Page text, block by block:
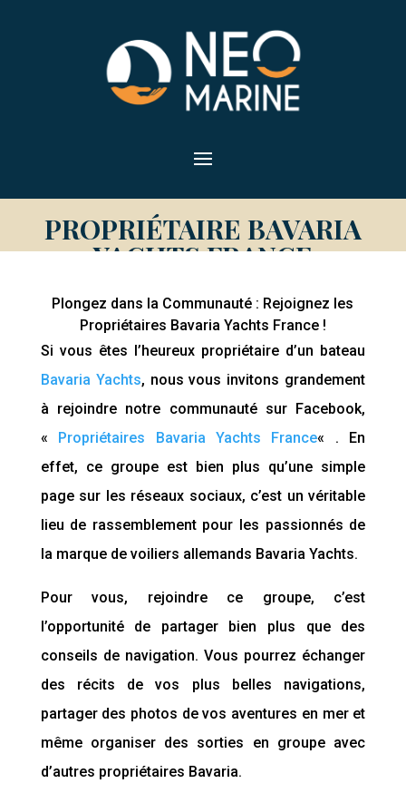
PROPRIÉTAIRE BAVARIA
YACHTS FRANCE
Plongez dans la Communauté : Rejoignez les
Propriétaires Bavaria Yachts France !
Si vous êtes l’heureux propriétaire d’un bateau
Bavaria Yachts, nous vous invitons grandement
à rejoindre notre communauté sur Facebook,
«
Propriétaires Bavaria Yachts France« . En
effet, ce groupe est bien plus qu’une simple
page sur les réseaux sociaux, c’est un véritable
lieu de rassemblement pour les passionnés de
la marque de voiliers allemands Bavaria Yachts.
Pour vous, rejoindre ce groupe, c’est
l’opportunité de partager bien plus que des
conseils de navigation. Vous pourrez échanger
des récits de vos plus belles navigations,
partager des photos de vos aventures en mer et
même organiser des sorties en groupe avec
d’autres propriétaires Bavaria.